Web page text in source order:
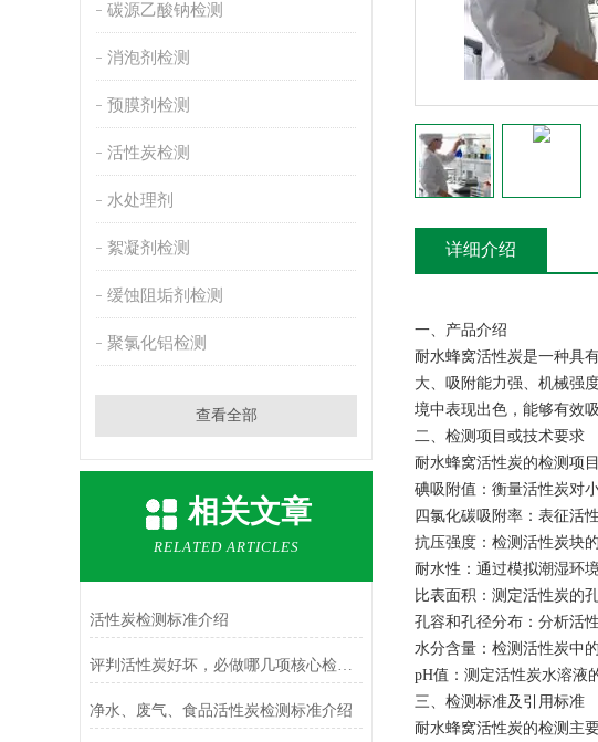
碳源乙酸钠检测
消泡剂检测
预膜剂检测
活性炭检测
水处理剂
絮凝剂检测
缓蚀阻垢剂检测
聚氯化铝检测
查看全部
相关文章
RELATED ARTICLES
活性炭检测标准介绍
评判活性炭好坏，必做哪几项核心检测项目
净水、废气、食品活性炭检测标准介绍
详细介绍
‌一、产品介绍‌
耐水蜂窝活性炭是一种具
大、吸附能力强、机械强
境中表现出色，能够有效
‌二、检测项目或技术要求‌
耐水蜂窝活性炭的检测项
碘吸附值‌：衡量活性炭对
四氯化碳吸附率‌：表征活
抗压强度‌：检测活性炭块
耐水性‌：通过模拟潮湿环
比表面积‌：测定活性炭的
孔容和孔径分布‌：分析活
水分含量‌：检测活性炭中
pH值‌：测定活性炭水溶液
‌三、检测标准及引用标准‌
耐水蜂窝活性炭的检测主